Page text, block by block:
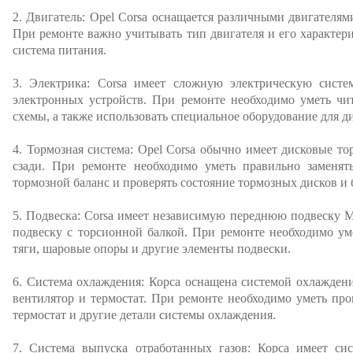
2. Двигатель: Opel Corsa оснащается различными
При ремонте важно учитывать тип двигателя и его
система питания.
3. Электрика: Corsa имеет сложную электрическую
электронных устройств. При ремонте необходимо уметь
схемы, а также использовать специальное оборудование для
4. Тормозная система: Opel Corsa обычно имеет дисковые
сзади. При ремонте необходимо уметь правильно
тормозной баланс и проверять состояние тормозных дисков и
5. Подвеска: Corsa имеет независимую переднюю подвеску
подвеску с торсионной балкой. При ремонте необходимо
тяги, шаровые опоры и другие элементы подвески.
6. Система охлаждения: Корса оснащена системой
вентилятор и термостат. При ремонте необходимо уметь
термостат и другие детали системы охлаждения.
7. Система выпуска отработанных газов: Корса имеет